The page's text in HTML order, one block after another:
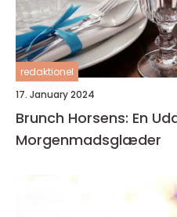
redaktionel
17. January 2024
Brunch Horsens: En
Morgenmadsglæder